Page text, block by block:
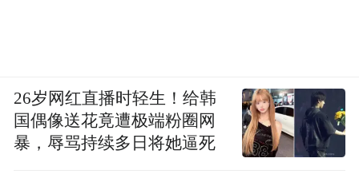
26岁网红直播时轻生！给韩
国偶像送花竟遭极端粉圈网
暴，辱骂持续多日将她逼死